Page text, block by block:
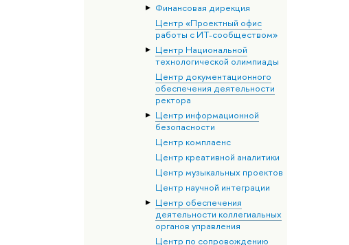
Финансовая дирекция
Центр «Проектный офис
работы с ИТ-сообществом»
Центр Национальной
технологической олимпиады
Центр документационного
обеспечения деятельности
ректора
Центр информационной
безопасности
Центр комплаенс
Центр креативной аналитики
Центр музыкальных проектов
Центр научной интеграции
Центр обеспечения
деятельности коллегиальных
органов управления
Центр по сопровождению